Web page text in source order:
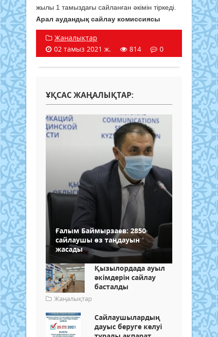
жылы 1 тамыздағы сайланған әкімін тіркеді.
Арал аудандық сайлау комиссиясы
Жаңалықтар
02 тамыз 2021 ж.
814 0
ҰҚСАС ЖАҢАЛЫҚТАР:
Ғалым Баймырзаев: 2850
сайлаушы өз таңдауын
жасады
Қызылордада ауыл
әкімдерін сайлау
басталды
Жаңалықтар
Сайлаушылардың
дауыс беруге келуі